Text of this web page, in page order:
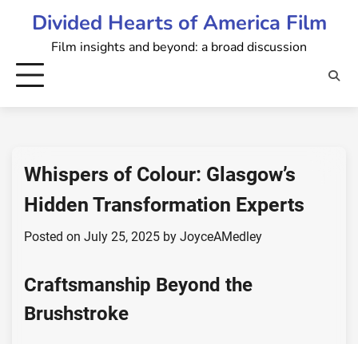
Divided Hearts of America Film
Film insights and beyond: a broad discussion
Whispers of Colour: Glasgow’s
Hidden Transformation Experts
Posted on July 25, 2025 by JoyceAMedley
Craftsmanship Beyond the
Brushstroke